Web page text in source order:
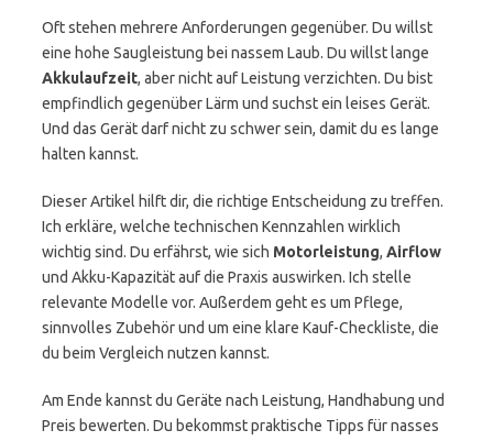
Oft stehen mehrere Anforderungen gegenüber. Du willst
eine hohe Saugleistung bei nassem Laub. Du willst lange
Akkulaufzeit, aber nicht auf Leistung verzichten. Du bist
empfindlich gegenüber Lärm und suchst ein leises Gerät.
Und das Gerät darf nicht zu schwer sein, damit du es lange
halten kannst.
Dieser Artikel hilft dir, die richtige Entscheidung zu treffen.
Ich erkläre, welche technischen Kennzahlen wirklich
wichtig sind. Du erfährst, wie sich Motorleistung, Airflow
und Akku-Kapazität auf die Praxis auswirken. Ich stelle
relevante Modelle vor. Außerdem geht es um Pflege,
sinnvolles Zubehör und um eine klare Kauf-Checkliste, die
du beim Vergleich nutzen kannst.
Am Ende kannst du Geräte nach Leistung, Handhabung und
Preis bewerten. Du bekommst praktische Tipps für nasses